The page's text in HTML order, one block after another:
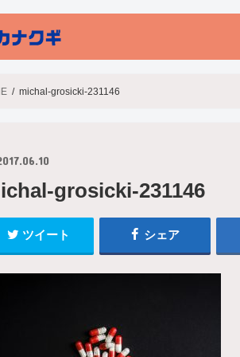
michal-grosicki-231146
grosicki-231146
ツイート シェア